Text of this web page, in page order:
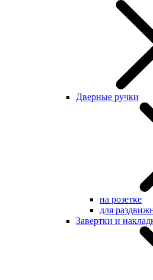
Дверные ручки
на розетке
для
Завертки и